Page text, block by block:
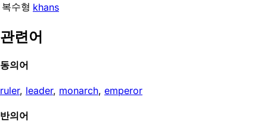
복수형 khans
관련어
동의어
ruler, leader, monarch, emperor
반의어